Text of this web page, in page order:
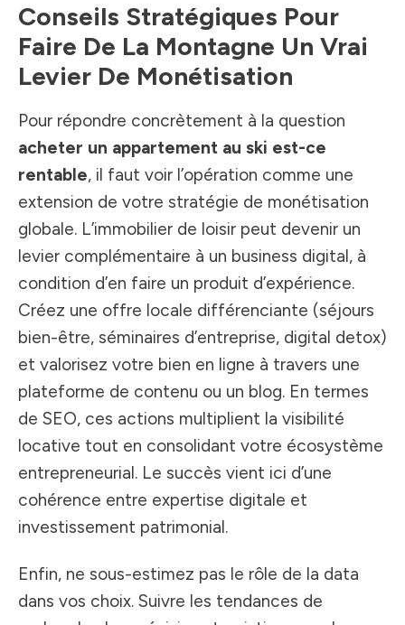
Conseils Stratégiques Pour
Faire De La Montagne Un Vrai
Levier De Monétisation
Pour répondre concrètement à la question
acheter un appartement au ski est-ce
rentable, il faut voir l’opération comme une
extension de votre stratégie de monétisation
globale. L’immobilier de loisir peut devenir un
levier complémentaire à un business digital, à
condition d’en faire un produit d’expérience.
Créez une offre locale différenciante (séjours
bien-être, séminaires d’entreprise, digital detox)
et valorisez votre bien en ligne à travers une
plateforme de contenu ou un blog. En termes
de SEO, ces actions multiplient la visibilité
locative tout en consolidant votre écosystème
entrepreneurial. Le succès vient ici d’une
cohérence entre expertise digitale et
investissement patrimonial.
Enfin, ne sous-estimez pas le rôle de la data
dans vos choix. Suivre les tendances de